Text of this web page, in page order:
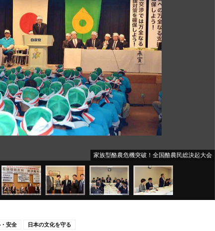
家族型酪農危機突破！全国酪農民総決起大会
安全 日本の文化を守る